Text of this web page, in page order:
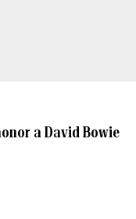
a David Bowie